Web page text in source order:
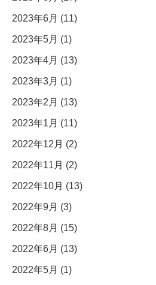
2023年6月 (11)
2023年5月 (1)
2023年4月 (13)
2023年3月 (1)
2023年2月 (13)
2023年1月 (11)
2022年12月 (2)
2022年11月 (2)
2022年10月 (13)
2022年9月 (3)
2022年8月 (15)
2022年6月 (13)
2022年5月 (1)